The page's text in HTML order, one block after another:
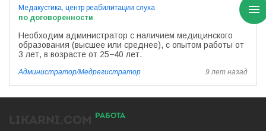
Медакустика, центр реабилитации слуха
по договоренности
Необходим администратор с наличием медицинского
образования (высшее или среднее), с опытом работы от
3 лет, в возрасте от 25−40 лет.
Администратор/Медрегистратор 9 лет назад
РАБОТА